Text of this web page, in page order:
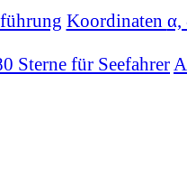
Koordinaten α,
Sterne für Seefahrer